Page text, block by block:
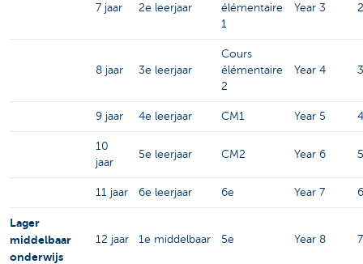
7 jaar 2e leerjaar
élémentaire
1
Year 3 2
8 jaar 3e leerjaar
Cours
élémentaire
2
Year 4 3
9 jaar 4e leerjaar CM1 Year 5 4
10
jaar
5e leerjaar CM2 Year 6 5
11 jaar 6e leerjaar 6e Year 7 6
Lager
middelbaar
onderwijs
12 jaar 1e middelbaar 5e Year 8 7